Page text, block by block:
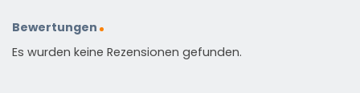
Bewertungen
Es wurden keine Rezensionen gefunden.